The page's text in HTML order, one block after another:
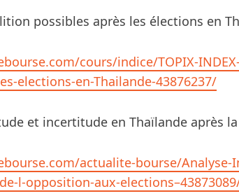
possibles après les élections en
cours/indice/TOPIX-
elections-en-Thailande-43876237/
et incertitude en Thaïlande après
actualite-bourse/
l-opposition-aux-